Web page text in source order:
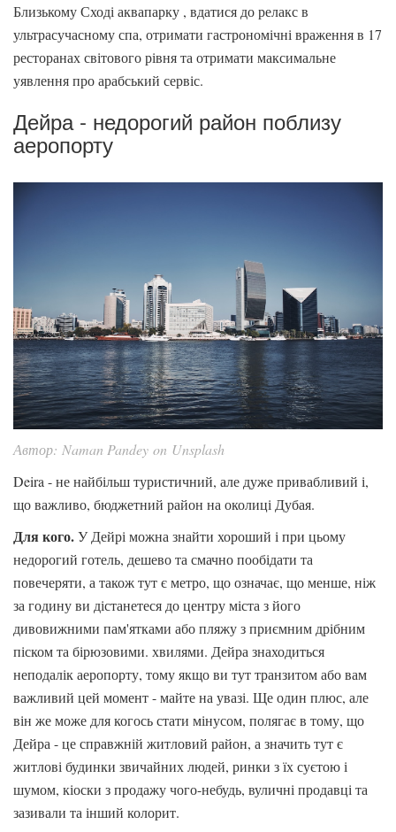
Близькому Сході аквапарку , вдатися до релакс в
ультрасучасному спа, отримати гастрономічні враження в 17
ресторанах світового рівня та отримати максимальне
уявлення про арабський сервіс.
Дейра - недорогий район поблизу
аеропорту
Автор: Naman Pandey on Unsplash
Deira - не найбільш туристичний, але дуже привабливий і,
що важливо, бюджетний район на околиці Дубая.
Для кого.У Дейрі можна знайти хороший і при цьому
недорогий готель, дешево та смачно пообідати та
повечеряти, а також тут є метро, ​​що означає, що менше, ніж
за годину ви дістанетеся до центру міста з його
дивовижними пам'ятками або пляжу з приємним дрібним
піском та бірюзовими. хвилями. Дейра знаходиться
неподалік аеропорту, тому якщо ви тут транзитом або вам
важливий цей момент - майте на увазі. Ще один плюс, але
він же може для когось стати мінусом, полягає в тому, що
Дейра - це справжній житловий район, а значить тут є
житлові будинки звичайних людей, ринки з їх суєтою і
шумом, кіоски з продажу чого-небудь, вуличні продавці та
зазивали та інший колорит.